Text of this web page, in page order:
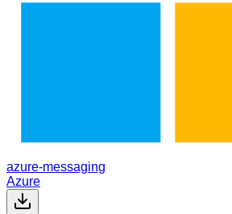
azure-messaging
Azure